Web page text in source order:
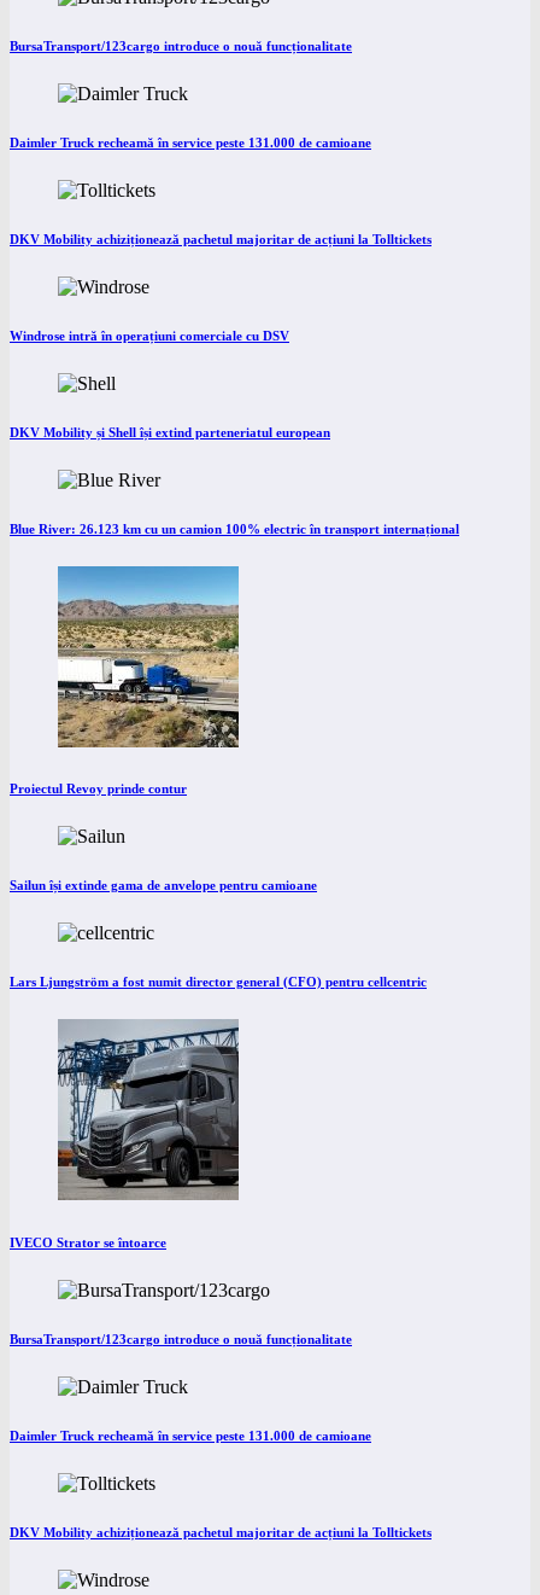
BursaTransport/123cargo introduce o nouă funcționalitate
Daimler Truck recheamă în service peste 131.000 de camioane
DKV Mobility achiziționează pachetul majoritar de acțiuni la Tolltickets
Windrose intră în operațiuni comerciale cu DSV
DKV Mobility și Shell își extind parteneriatul european
Blue River: 26.123 km cu un camion 100% electric în transport internațional
Proiectul Revoy prinde contur
Sailun își extinde gama de anvelope pentru camioane
Lars Ljungström a fost numit director general (CFO) pentru cellcentric
IVECO Strator se întoarce
BursaTransport/123cargo introduce o nouă funcționalitate
Daimler Truck recheamă în service peste 131.000 de camioane
DKV Mobility achiziționează pachetul majoritar de acțiuni la Tolltickets